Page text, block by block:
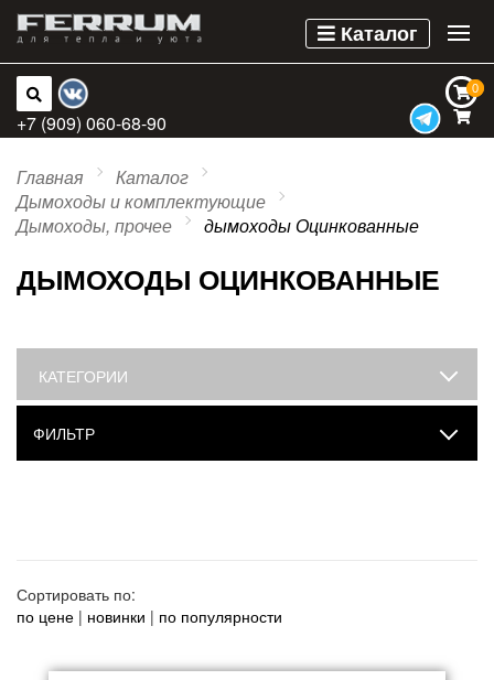
Каталог
0
0
+7 (909) 060-68-90
Главная
Каталог
Дымоходы и комплектующие
Дымоходы, прочее
дымоходы Оцинкованные
ДЫМОХОДЫ ОЦИНКОВАННЫЕ
КАТЕГОРИИ
ФИЛЬТР
Сортировать по:
по цене | новинки | по популярности